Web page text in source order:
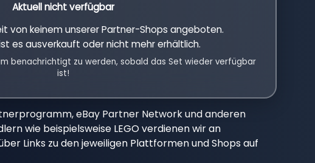
Aktuell nicht verfügbar
von keinem unserer Partner-Shops angeboten.
es ausverkauft oder nicht mehr erhältlich.
benachrichtigt zu werden, sobald das Set wieder verfügbar
ist!
eBay Partner Network und anderen
wie beispielsweise LEGO verdienen wir an
Links zu den jeweiligen Plattformen und Shops auf